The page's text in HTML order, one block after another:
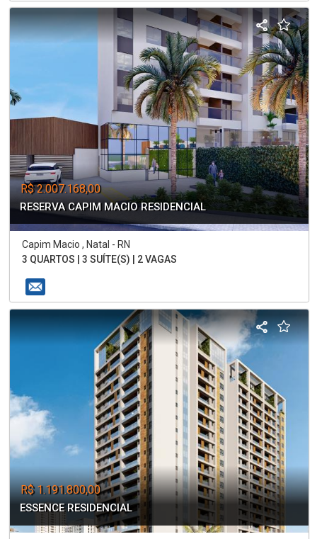
R$ 2.007.168,00
RESERVA CAPIM MACIO RESIDENCIAL
Capim Macio , Natal - RN
3 QUARTOS | 3 SUÍTE(S) | 2 VAGAS
R$ 1.191.800,00
ESSENCE RESIDENCIAL